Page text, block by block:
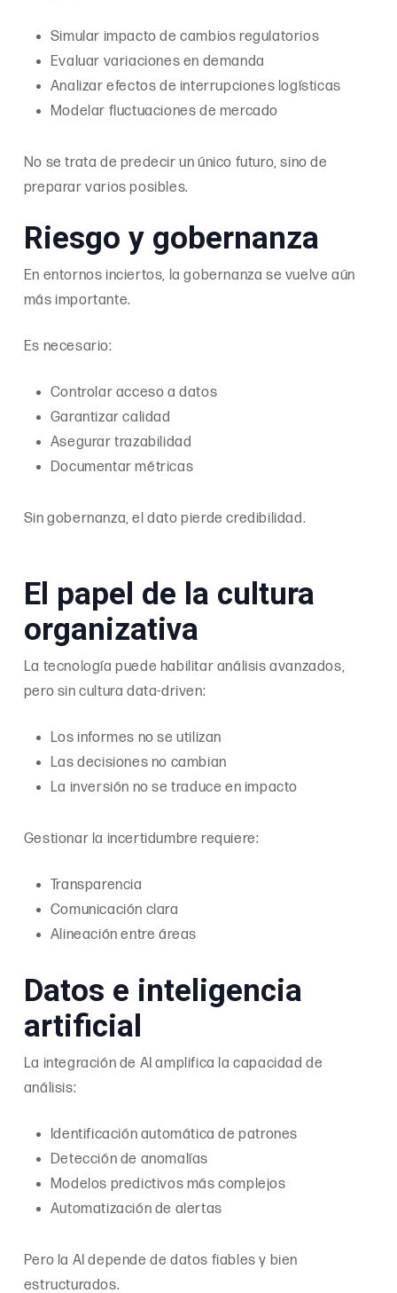
Simular impacto de cambios regulatorios
Evaluar variaciones en demanda
Analizar efectos de interrupciones logísticas
Modelar fluctuaciones de mercado
No se trata de predecir un único futuro, sino de
preparar varios posibles.
Riesgo y gobernanza
En entornos inciertos, la gobernanza se vuelve aún
más importante.
Es necesario:
Controlar acceso a datos
Garantizar calidad
Asegurar trazabilidad
Documentar métricas
Sin gobernanza, el dato pierde credibilidad.
El papel de la cultura
organizativa
La tecnología puede habilitar análisis avanzados,
pero sin cultura data-driven:
Los informes no se utilizan
Las decisiones no cambian
La inversión no se traduce en impacto
Gestionar la incertidumbre requiere:
Transparencia
Comunicación clara
Alineación entre áreas
Datos e inteligencia
artificial
La integración de AI amplifica la capacidad de
análisis:
Identificación automática de patrones
Detección de anomalías
Modelos predictivos más complejos
Automatización de alertas
Pero la AI depende de datos fiables y bien
estructurados.